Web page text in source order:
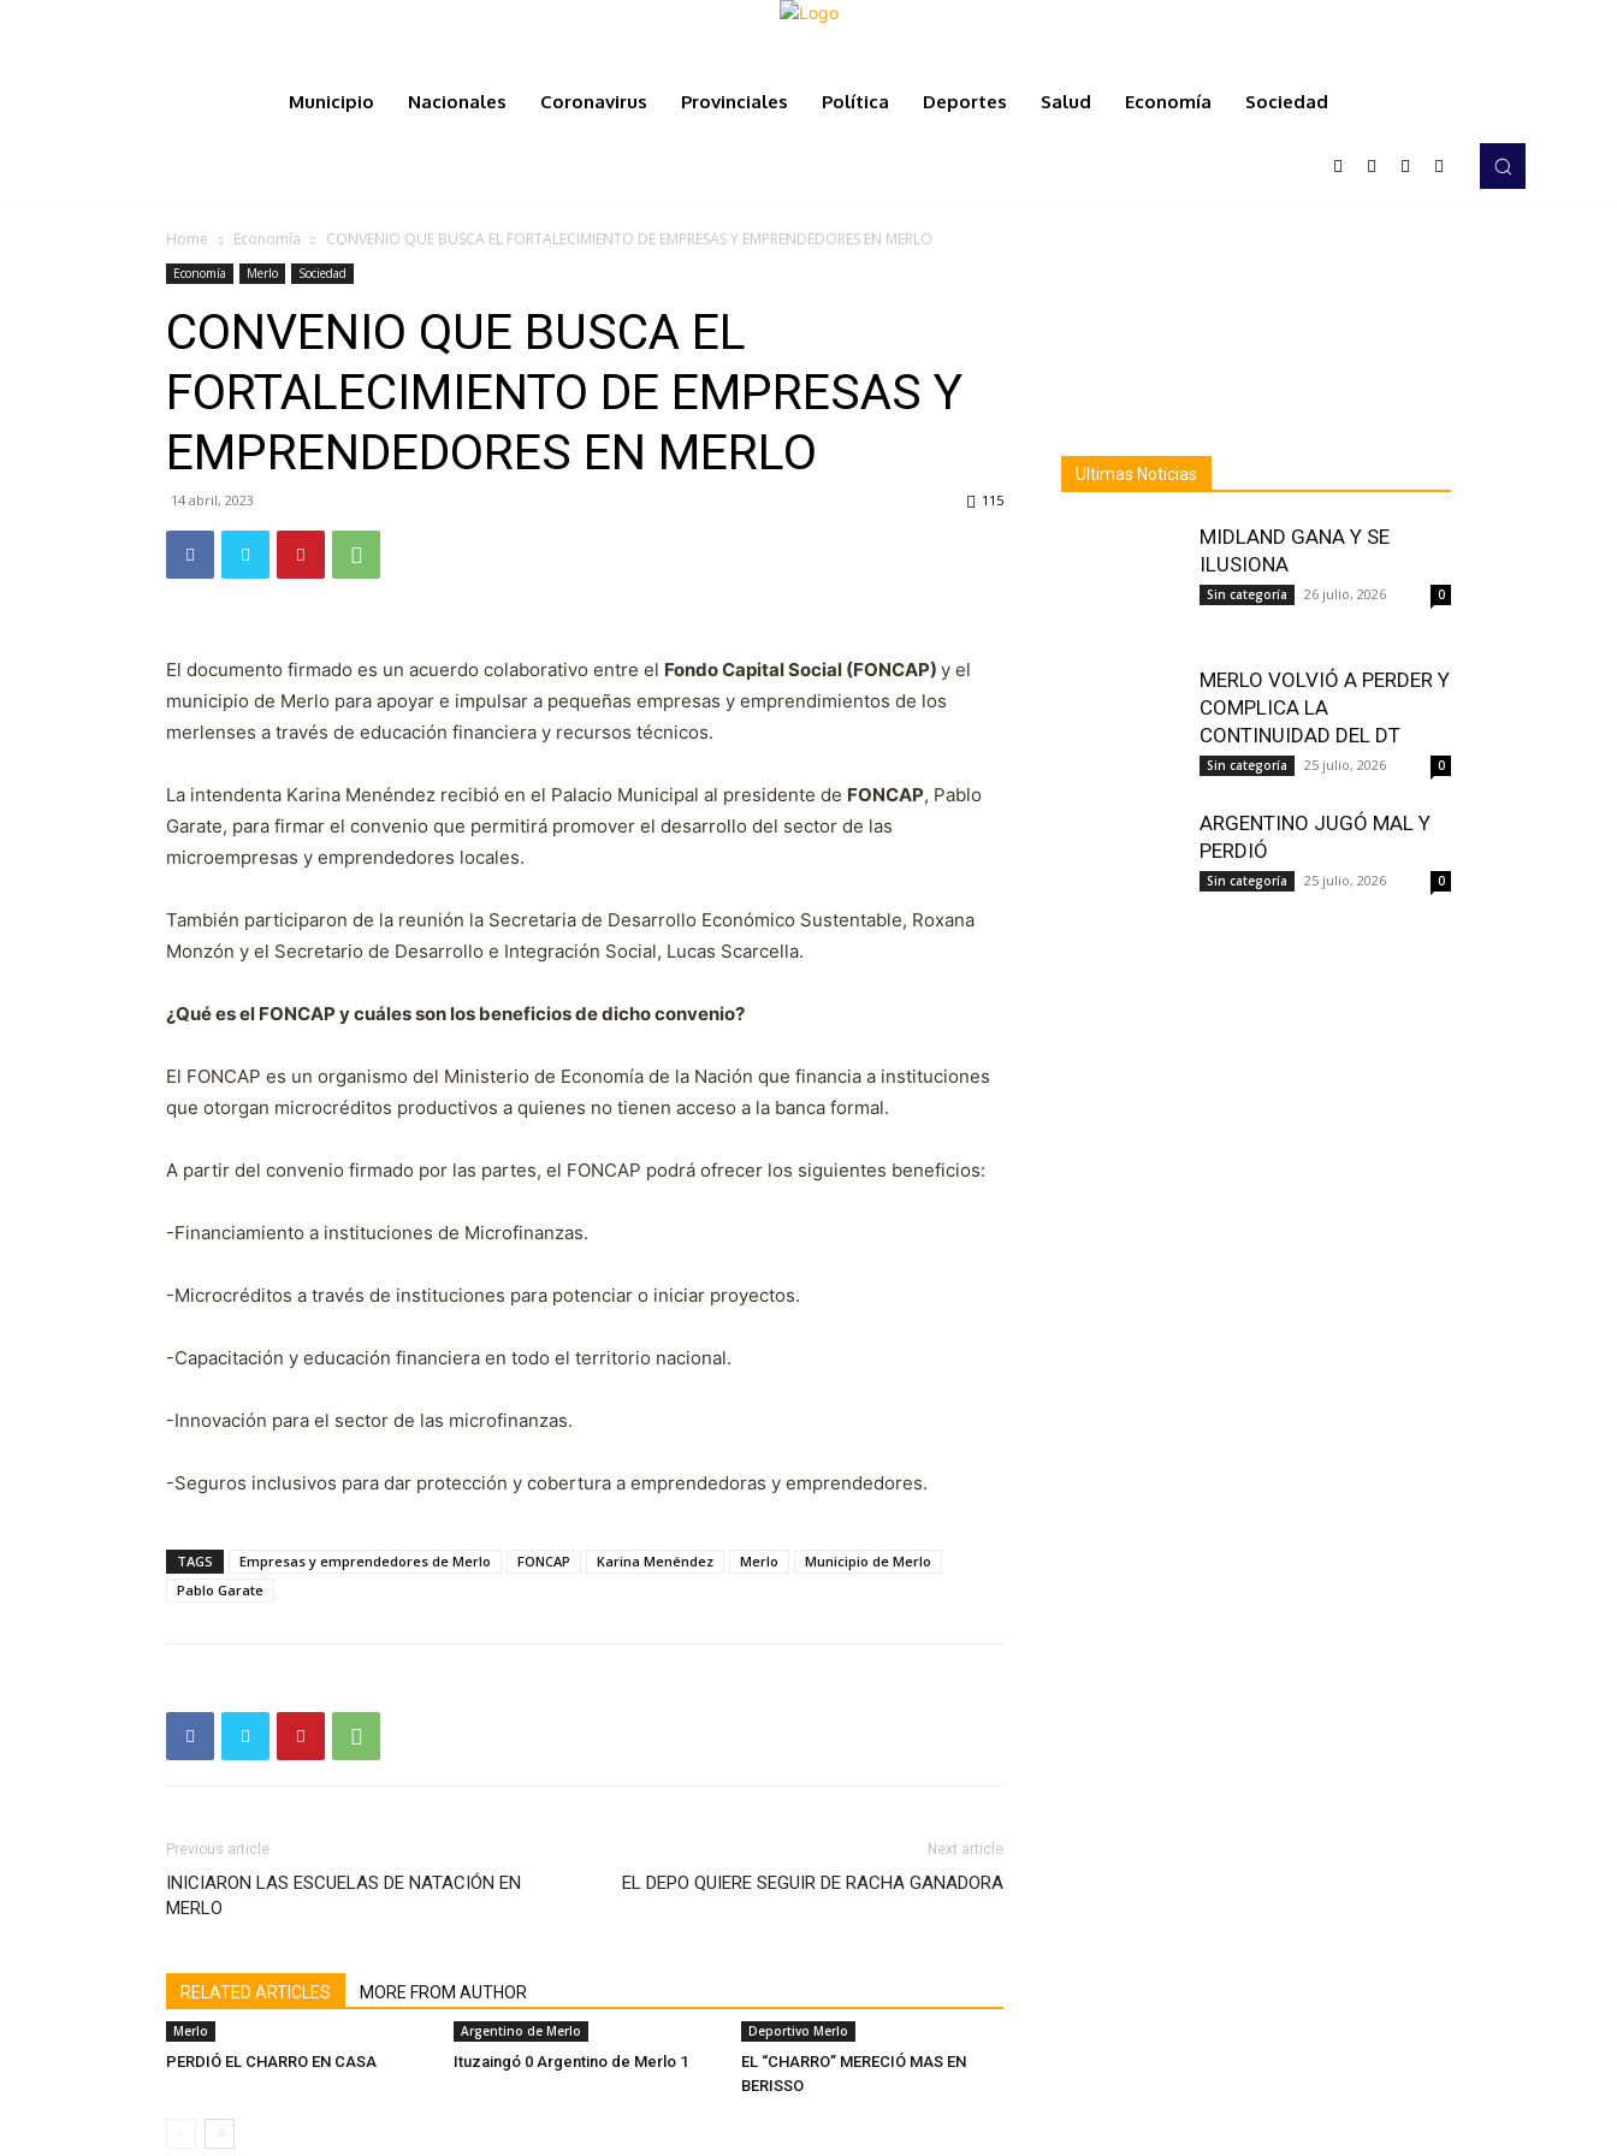
Municipio Nacionales Coronavirus Provinciales Política Deportes Salud Economía Sociedad
Home Economía CONVENIO QUE BUSCA EL FORTALECIMIENTO DE EMPRESAS Y EMPRENDEDORES EN MERLO
Economía Merlo Sociedad
CONVENIO QUE BUSCA EL
FORTALECIMIENTO DE EMPRESAS Y
EMPRENDEDORES EN MERLO
14 abril, 2023 115
El documento firmado es un acuerdo colaborativo entre el Fondo Capital Social (FONCAP) y el
municipio de Merlo para apoyar e impulsar a pequeñas empresas y emprendimientos de los
merlenses a través de educación financiera y recursos técnicos.
La intendenta Karina Menéndez recibió en el Palacio Municipal al presidente de FONCAP, Pablo
Garate, para firmar el convenio que permitirá promover el desarrollo del sector de las
microempresas y emprendedores locales.
También participaron de la reunión la Secretaria de Desarrollo Económico Sustentable, Roxana
Monzón y el Secretario de Desarrollo e Integración Social, Lucas Scarcella.
¿Qué es el FONCAP y cuáles son los beneficios de dicho convenio?
El FONCAP es un organismo del Ministerio de Economía de la Nación que financia a instituciones
que otorgan microcréditos productivos a quienes no tienen acceso a la banca formal.
A partir del convenio firmado por las partes, el FONCAP podrá ofrecer los siguientes beneficios:
-Financiamiento a instituciones de Microfinanzas.
-Microcréditos a través de instituciones para potenciar o iniciar proyectos.
-Capacitación y educación financiera en todo el territorio nacional.
-Innovación para el sector de las microfinanzas.
-Seguros inclusivos para dar protección y cobertura a emprendedoras y emprendedores.
TAGS Empresas y emprendedores de Merlo FONCAP Karina Menéndez Merlo
Municipio de Merlo
Pablo Garate
Previous article
INICIARON LAS ESCUELAS DE NATACIÓN EN
MERLO
Next article
EL DEPO QUIERE SEGUIR DE RACHA GANADORA
RELATED ARTICLES MORE FROM AUTHOR
Merlo
PERDIÓ EL CHARRO EN CASA
Argentino de Merlo
Ituzaingó 0 Argentino de Merlo 1
Deportivo Merlo
EL “CHARRO” MERECIÓ MAS EN
BERISSO
Ultimas Noticias
MIDLAND GANA Y SE
ILUSIONA
Sin categoría 26 julio, 2026 0
MERLO VOLVIÓ A PERDER Y
COMPLICA LA
CONTINUIDAD DEL DT
Sin categoría 25 julio, 2026 0
ARGENTINO JUGÓ MAL Y
PERDIÓ
Sin categoría 25 julio, 2026 0